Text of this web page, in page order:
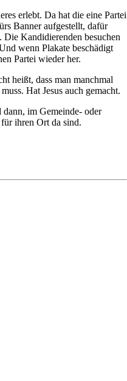
erlebt. Da hat die eine Partei
Banner aufgestellt, dafür
Kandidierenden besuchen
wenn Plakate beschädigt
Partei wieder her.
heißt, dass man manchmal
Hat Jesus auch gemacht.
im Gemeinde- oder
ihren Ort da sind.